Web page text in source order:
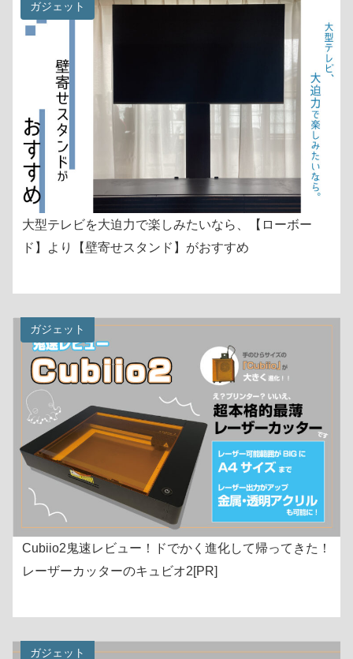
ガジェット
大型テレビを大迫力で楽しみたいなら、【ローボー
ド】より【壁寄せスタンド】がおすすめ
ガジェット
Cubiio2鬼速レビュー！ドでかく進化して帰ってきた！
レーザーカッターのキュビオ2[PR]
ガジェット